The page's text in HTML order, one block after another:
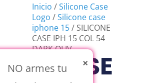
Inicio /Silicone Case
Logo /Silicone case
iphone 15/ SILICONE
CASE IPH 15 COL 54
DARK OLIV
CASE
×
NO armes tu